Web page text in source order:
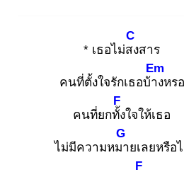
* เธอไม่สง
C
สาร
คนที่ตั้งใจรักเธอบ้าง
Em
หรอ
คนที่ยกทั้ง
F
ใจให้เธอ
ไม่มีความหมา
G
ยเลยหรือ
F